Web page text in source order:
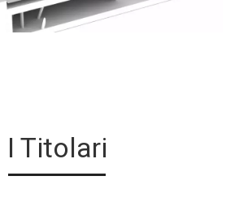
I Titolari